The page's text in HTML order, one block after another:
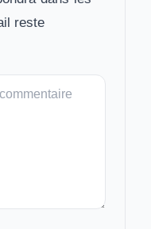
reste